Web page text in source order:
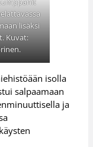
lisäksi
Kuvat:
isolla
salpaamaan
ja